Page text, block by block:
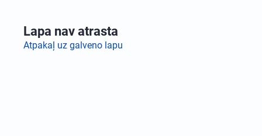
Lapa nav atrasta
Atpakaļ uz galveno lapu